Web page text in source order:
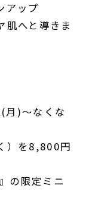
アップ
肌へと導きま
月)～なくな
）を8,800円
の限定ミニ